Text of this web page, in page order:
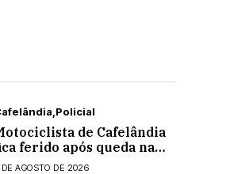
Policial
de Cafelândia
ferido após queda na
180 em Quarto
AGOSTO DE 2026